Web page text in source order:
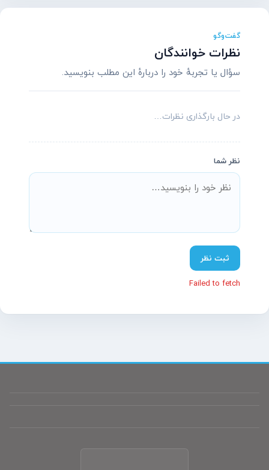
گفت‌وگو
نظرات خوانندگان
سؤال یا تجربهٔ خود را دربارهٔ این مطلب بنویسید.
در حال بارگذاری نظرات…
نظر شما
ثبت نظر
Failed to fetch
معمولاً در چند دقیقه پاسخ می‌دهیم